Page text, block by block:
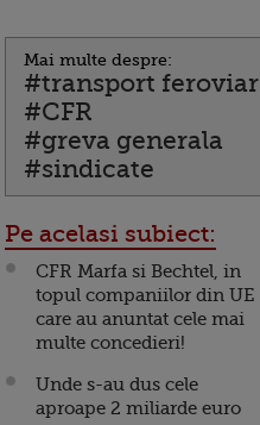
Mai multe despre:
#transport feroviar
#CFR
#greva generala
#sindicate
Pe acelasi subiect:
CFR Marfa si Bechtel, in
topul companiilor din UE
care au anuntat cele mai
multe concedieri!
Unde s-au dus cele
aproape 2 miliarde euro